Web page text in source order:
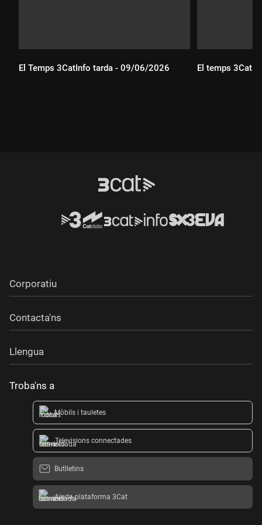
El Temps 3CatInfo tarda - 09/06/2026 El temps
Corporatiu
Contacta'ns
Llengua
Troba'ns a
Mòbils i tauletes
Televisions connectades
Butlletins
Ajuda plataforma 3Cat